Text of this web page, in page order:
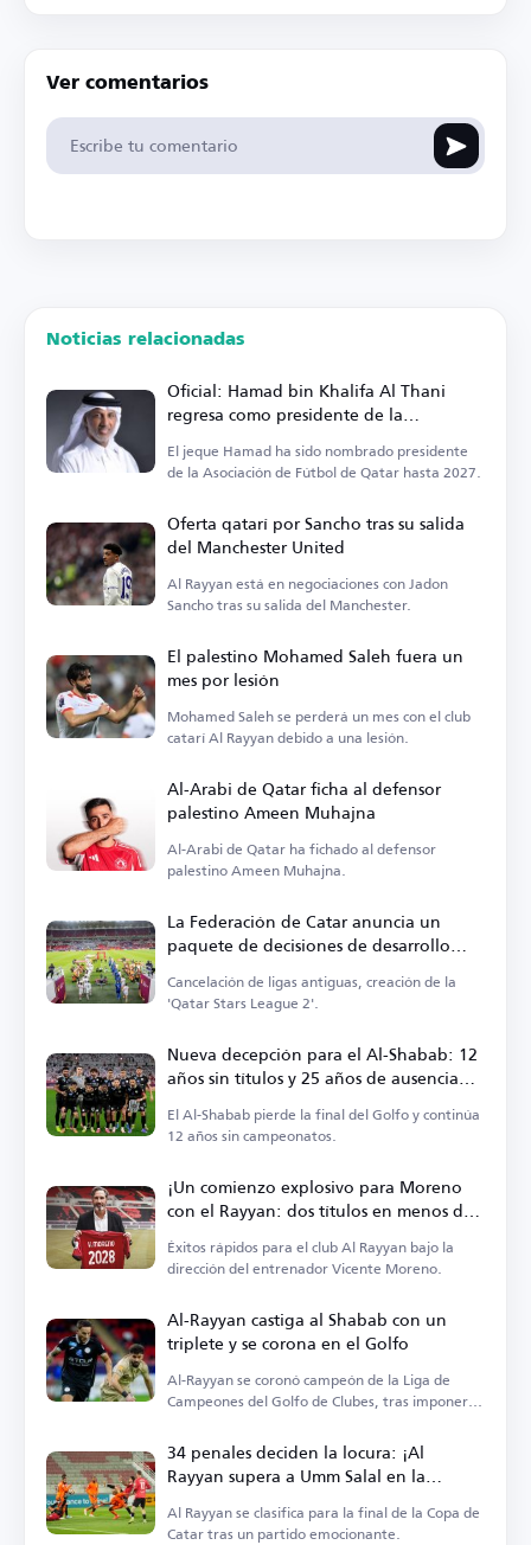
Ver comentarios
Noticias relacionadas
Oficial: Hamad bin Khalifa Al Thani
regresa como presidente de la
Asociación de Fútbol de Qatar
El jeque Hamad ha sido nombrado presidente
de la Asociación de Fútbol de Qatar hasta 2027.
Oferta qatarí por Sancho tras su salida
del Manchester United
Al Rayyan está en negociaciones con Jadon
Sancho tras su salida del Manchester.
El palestino Mohamed Saleh fuera un
mes por lesión
Mohamed Saleh se perderá un mes con el club
catarí Al Rayyan debido a una lesión.
Al-Arabi de Qatar ficha al defensor
palestino Ameen Muhajna
Al-Arabi de Qatar ha fichado al defensor
palestino Ameen Muhajna.
La Federación de Catar anuncia un
paquete de decisiones de desarrollo
para la próxima temporada
Cancelación de ligas antiguas, creación de la
'Qatar Stars League 2'.
Nueva decepción para el Al-Shabab: 12
años sin títulos y 25 años de ausencia
internacional
El Al-Shabab pierde la final del Golfo y continúa
12 años sin campeonatos.
¡Un comienzo explosivo para Moreno
con el Rayyan: dos títulos en menos de
un mes!
Éxitos rápidos para el club Al Rayyan bajo la
dirección del entrenador Vicente Moreno.
Al-Rayyan castiga al Shabab con un
triplete y se corona en el Golfo
Al-Rayyan se coronó campeón de la Liga de
Campeones del Golfo de Clubes, tras imponerse
34 penales deciden la locura: ¡Al
Rayyan supera a Umm Salal en la
maratón de fútbol más larga!
Al Rayyan se clasifica para la final de la Copa de
Catar tras un partido emocionante.